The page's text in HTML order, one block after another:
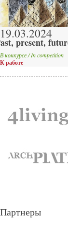
19.03.2024
present,
В конкурсе / In competition
К работе
Партнеры